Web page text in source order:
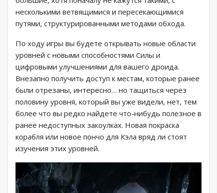
несколькими ветвящимися и пересекающимися
путями, структурированными методами обхода.
По ходу игры вы будете открывать новые области
уровней с новыми способностями Силы и
цифровыми улучшениями для вашего дроида.
Внезапно получить доступ к местам, которые ранее
были отрезаны, интересно… но тащиться через
половину уровня, который вы уже видели, нет, тем
более что вы редко найдете что-нибудь полезное в
ранее недоступных закоулках. Новая покраска
корабля или новое пончо для Кэла вряд ли стоят
изучения этих уровней.